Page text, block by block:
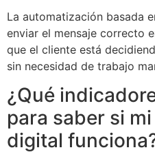
La automatización basada
enviar el mensaje correcto
que el cliente está
sin necesidad de trabajo
¿Qué
para saber si
digital